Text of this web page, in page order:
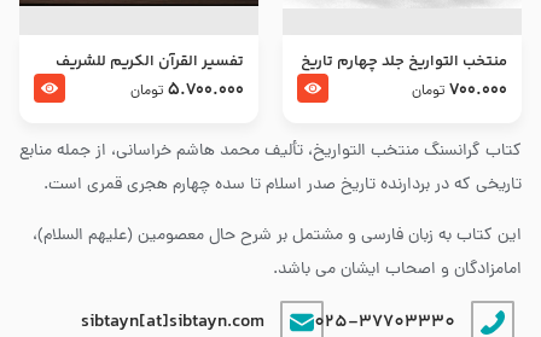
کتاب گرانسنگ منتخب التواريخ، تألیف محمد هاشم خراسانی، از جمله منابع
تاریخی که در بردارنده تاریخ صدر اسلام تا سده چهارم هجری قمری است.
این کتاب به زبان فارسی و مشتمل بر شرح حال معصومین (علیهم السلام)،
امامزادگان و اصحاب ایشان می باشد.
025-37703330
sibtayn[at]sibtayn.com
منتخب التواریخ جلد چهارم تاریخ
امام زین العابدین و امام محمد
700.000 تومان
تفسير القرآن الكريم للشريف
المرتضي قدس سرّه
5.700.000 تومان